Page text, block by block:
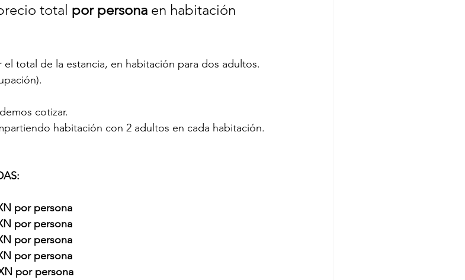
total por persona en habitación
total de la estancia, en habitación para dos adultos.
cotizar.
habitación con 2 adultos en cada habitación.
por persona
por persona
por persona
por persona
por persona